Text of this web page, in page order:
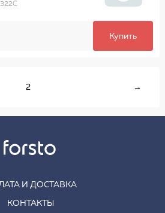
Купить
2 →
И ДОСТАВКА
КОНТАКТЫ